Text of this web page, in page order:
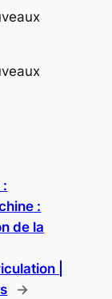
:
de la
|
→